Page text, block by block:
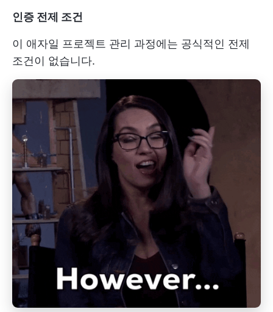
인증 전제 조건
이 애자일 프로젝트 관리 과정에는 공식적인 전제
조건이 없습니다.